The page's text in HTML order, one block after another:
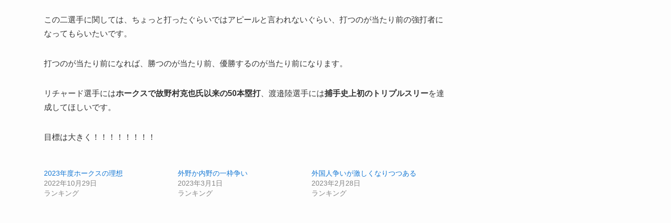
この二選手に関しては、ちょっと打ったぐらいではアピールと言われないぐらい、打つのが当たり前の強打者に
なってもらいたいです。
打つのが当たり前になれば、勝つのが当たり前、優勝するのが当たり前になります。
リチャード選手にはホークスで故野村克也氏以来の50本塁打、渡邉陸選手には捕手史上初のトリプルスリーを達
成してほしいです。
目標は大きく！！！！！！！！
2023年度ホークスの理想
2022年10月29日
ランキング
外野か内野の一枠争い
2023年3月1日
ランキング
外国人争いが激しくなりつつある
2023年2月28日
ランキング